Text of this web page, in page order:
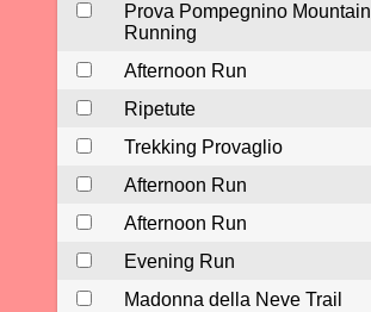
Prova Pompegnino Mountain
Running
Afternoon Run
Ripetute
Trekking Provaglio
Afternoon Run
Afternoon Run
Evening Run
Madonna della Neve Trail